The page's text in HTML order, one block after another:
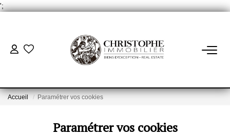
';
ACHETER
BIENS VENDUS
VENDRE
Accueil Paramétrer vos cookies
Paramétrer vos cookies